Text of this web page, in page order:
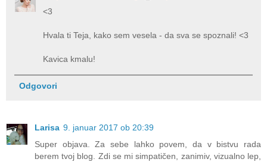
<3
Hvala ti Teja, kako sem vesela - da sva se spoznali! <3
Kavica kmalu!
Odgovori
Larisa 9. januar 2017 ob 20:39
Super objava. Za sebe lahko povem, da v bistvu rada
berem tvoj blog. Zdi se mi simpatičen, zanimiv, vizualno lep,